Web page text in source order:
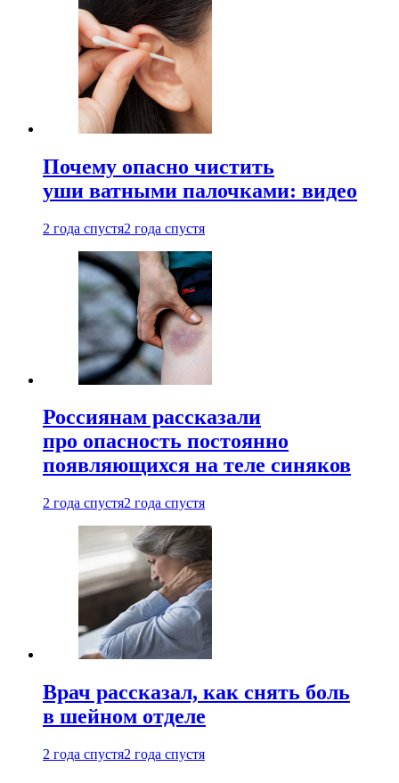
Почему опасно чистить
уши ватными палочками: видео
2 года спустя2 года спустя
Россиянам рассказали
про опасность постоянно
появляющихся на теле синяков
2 года спустя2 года спустя
Врач рассказал, как снять боль
в шейном отделе
2 года спустя2 года спустя